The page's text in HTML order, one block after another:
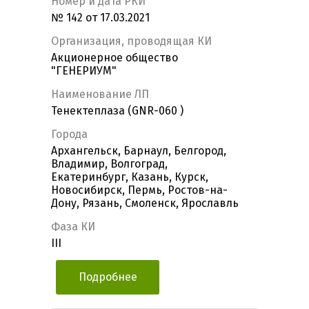
№ 142 от 17.03.2021
Организация, проводящая КИ
Акционерное общество
"ГЕНЕРИУМ"
Наименование ЛП
Тенектеплаза (GNR-060 )
Города
Архангельск, Барнаул, Белгород,
Владимир, Волгоград,
Екатеринбург, Казань, Курск,
Новосибирск, Пермь, Ростов-на-
Дону, Рязань, Смоленск, Ярославль
Фаза КИ
Подробнее